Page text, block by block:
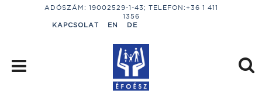
ADÓSZÁM: 19002529-1-43; TELEFON:+36 1 411
1356
KAPCSOLAT
EN DE